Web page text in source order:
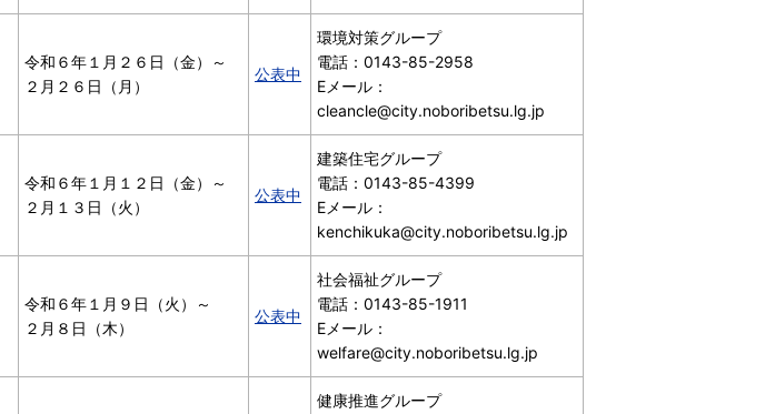
令和６年１月２６日（金）～
２月２６日（月）
公表中
環境対策グループ
電話：0143-85-2958
Eメール：
cleancle@city.noboribetsu.lg.jp
令和６年１月１２日（金）～
２月１３日（火）
公表中
建築住宅グループ
電話：0143-85-4399
Eメール：
kenchikuka@city.noboribetsu.lg.jp
令和６年１月９日（火）～
２月８日（木）
公表中
社会福祉グループ
電話：0143-85-1911
Eメール：
welfare@city.noboribetsu.lg.jp
健康推進グループ